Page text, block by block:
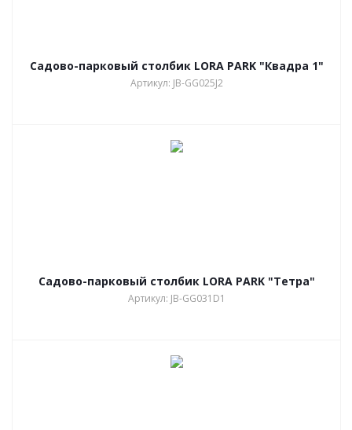
Садово-парковый столбик LORA PARK "Квадра 1"
Артикул: JB-GG025J2
Садово-парковый столбик LORA PARK "Тетра"
Артикул: JB-GG031D1